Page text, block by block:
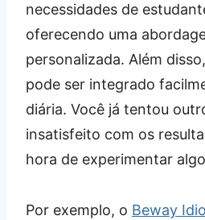
necessidades de
oferecendo uma
personalizada. Além
pode ser integrado
diária. Você já tentou
insatisfeito com os
hora de experimentar
Por exemplo, o Beway